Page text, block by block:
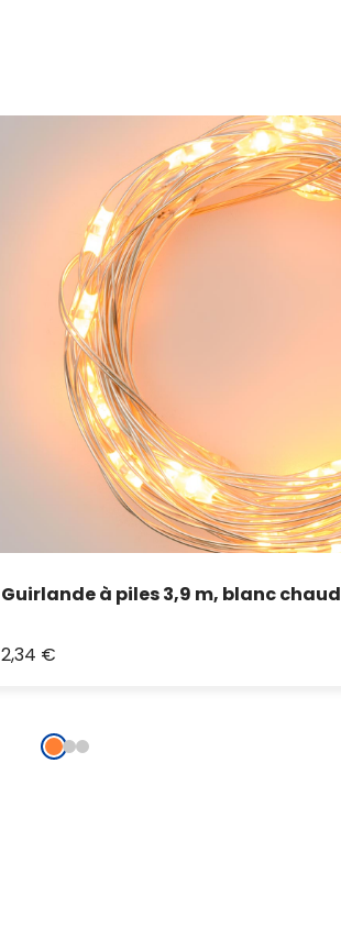
Guirlande à piles 3,9 m, blanc chaud
2,34 €